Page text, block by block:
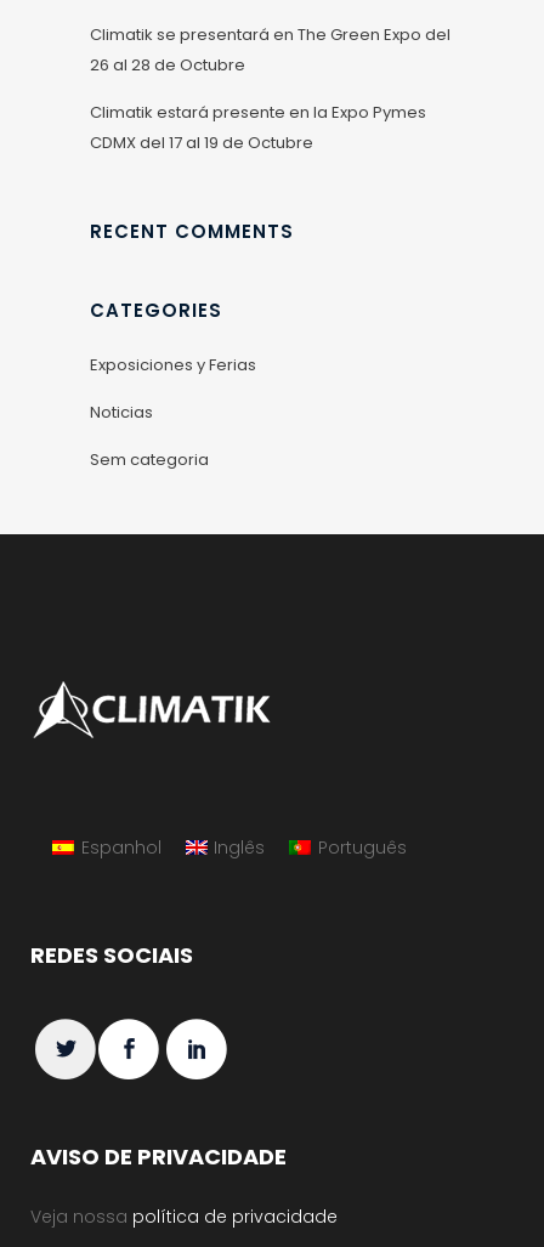
Climatik se presentará en The Green Expo del
26 al 28 de Octubre
Climatik estará presente en la Expo Pymes
CDMX del 17 al 19 de Octubre
RECENT COMMENTS
CATEGORIES
Exposiciones y Ferias
Noticias
Sem categoria
Espanhol Inglês Português
REDES SOCIAIS
AVISO DE PRIVACIDADE
Veja nossa política de privacidade